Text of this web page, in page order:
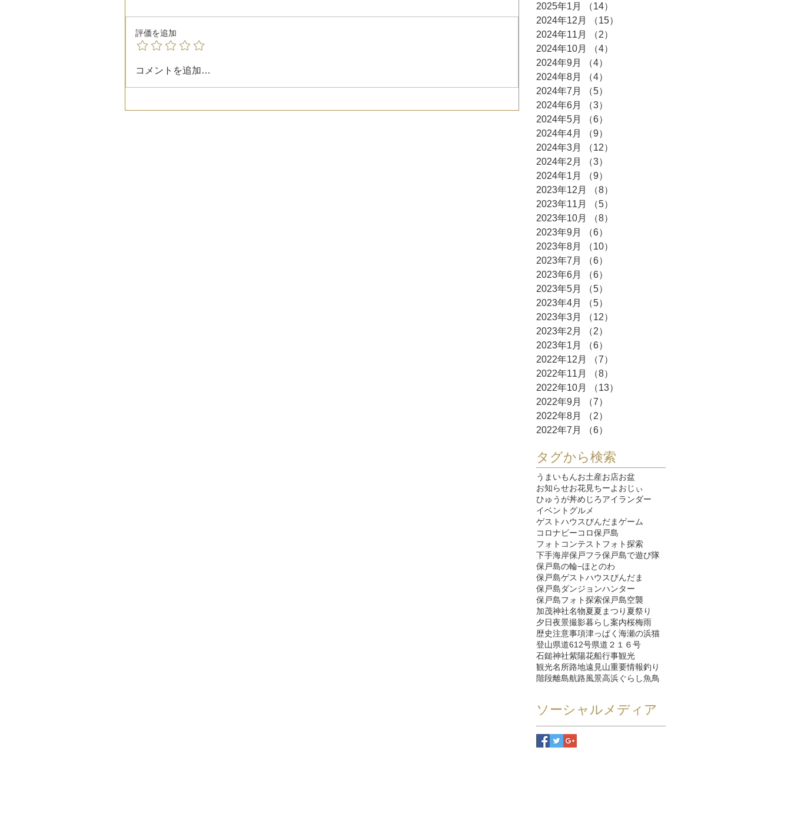
評価を追加
コメントを追加…
2025年1月
（14）
2024年12月
（15）
2024年11月
（2）
2024年10月
（4）
2024年9月
（4）
2024年8月
（4）
2024年7月
（5）
2024年6月
（3）
2024年5月
（6）
2024年4月
（9）
2024年3月
（12）
2024年2月
（3）
2024年1月
（9）
2023年12月
（8）
2023年11月
（5）
2023年10月
（8）
2023年9月
（6）
2023年8月
（10）
2023年7月
（6）
2023年6月
（6）
2023年5月
（5）
2023年4月
（5）
2023年3月
（12）
2023年2月
（2）
2023年1月
（6）
2022年12月
（7）
2022年11月
（8）
2022年10月
（13）
2022年9月
（7）
2022年8月
（2）
2022年7月
（6）
タグから検索
うまいもんお土産お店お盆
お知らせお花見ちーよおじぃ
ひゅうが丼めじろアイランダー
イベント グルメ
ゲストハウスびんだまゲーム
コロナビーコロ保戸島
フォトコンテスト フォト探索
下手海岸保戸フラ保戸島で遊び隊
保戸島の輪−ほとのわ
保戸島ゲストハウスびんだま
保戸島ダンジョンハンター
保戸島フォト探索保戸島空襲
加茂神社名物夏夏まつり 夏祭り
夕日夜景撮影暮らし案内桜梅雨
歴史注意事項津っぱく 海瀬の浜猫
登山県道612号県道２１６号
石鎚神社紫陽花船行事観光
観光名所路地遠見山重要情報釣り
階段離島航路 風景高浜ぐらし魚鳥
ソーシャルメディア